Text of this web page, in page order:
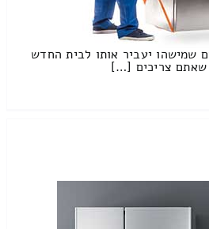
שמישהו יעביר אותו לבית החדש
שאתם צריכים […]